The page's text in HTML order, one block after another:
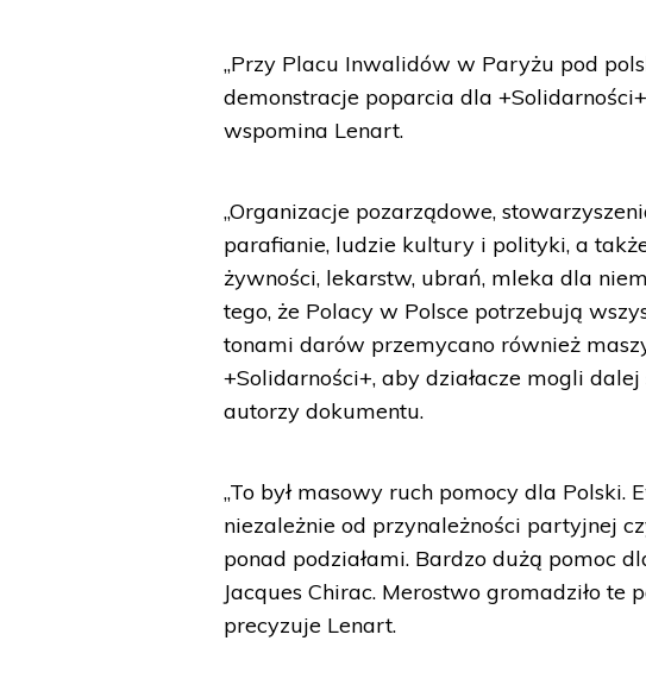
„Przy Placu Inwalidów w Paryżu pod
demonstracje poparcia dla
wspomina Lenart.
„Organizacje pozarządowe,
parafianie, ludzie kultury i polityki, a
żywności, lekarstw, ubrań, mleka dla
tego, że Polacy w Polsce potrzebują
tonami darów przemycano również
+Solidarności+, aby działacze mogli
autorzy dokumentu.
„To był masowy ruch pomocy dla
niezależnie od przynależności partyjnej
ponad podziałami. Bardzo dużą pomoc
Jacques Chirac. Merostwo gromadziło te
precyzuje Lenart.